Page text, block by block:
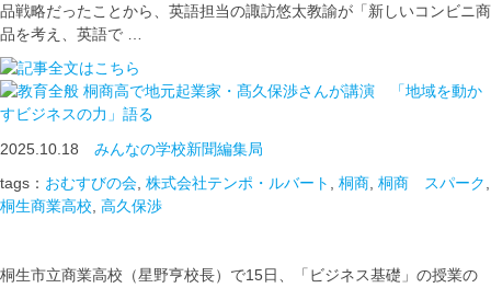
品戦略だったことから、英語担当の諏訪悠太教諭が「新しいコンビニ商
品を考え、英語で …
桐商高で地元起業家・髙久保渉さんが講演 「地域を動か
すビジネスの力」語る
2025.10.18 みんなの学校新聞編集局
tags： おむすびの会 株式会社テンポ・ルバート 桐商 桐商 スパーク
桐生商業高校 高久保渉
桐生市立商業高校（星野亨校長）で15日、「ビジネス基礎」の授業の